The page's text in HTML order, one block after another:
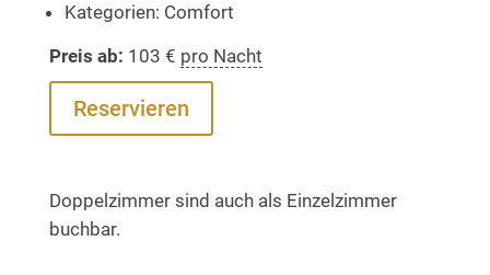
Kategorien: Comfort
Preis ab: 103 € pro Nacht
Reservieren
Doppelzimmer sind auch als Einzelzimmer
buchbar.